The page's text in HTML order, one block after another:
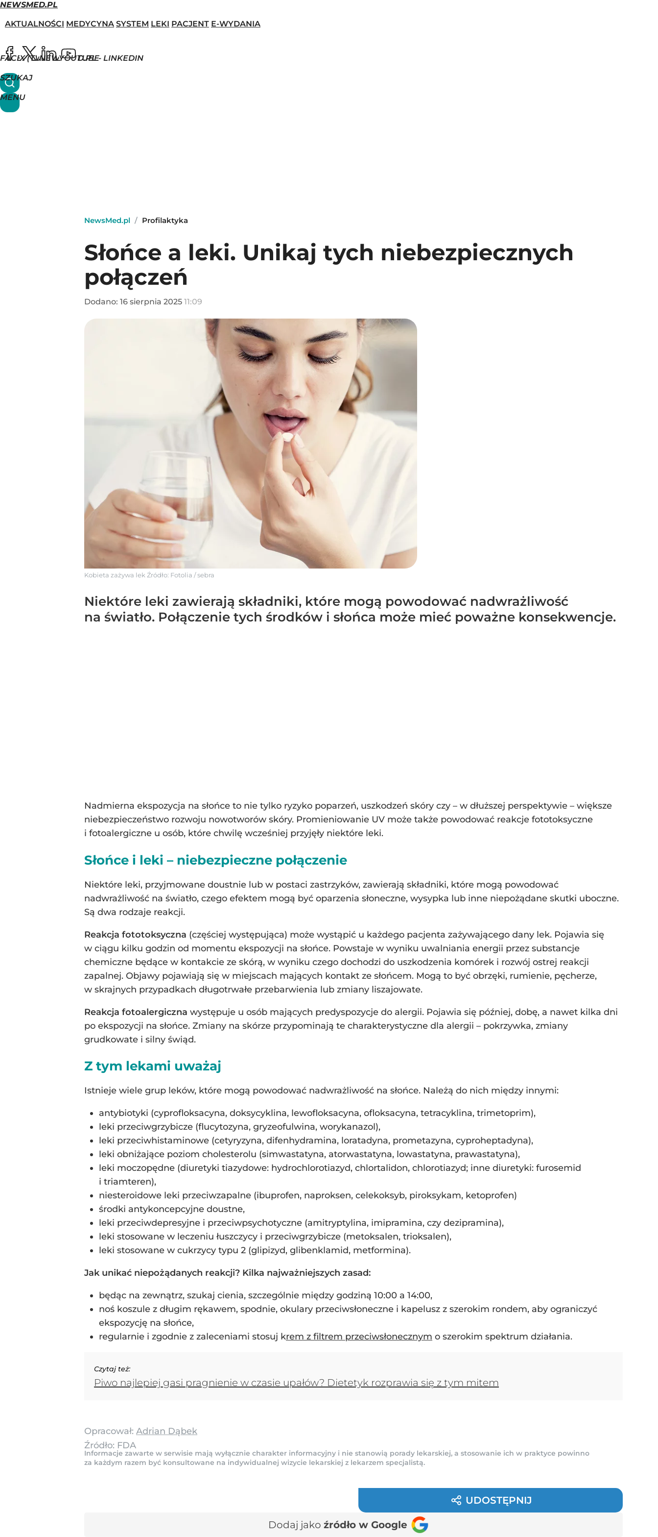
NEWSMED.PL
AKTUALNOŚCI MEDYCYNA SYSTEM LEKI PACJENT E-WYDANIA
FACEBOOK
X (TWITTER)
NEWSMED.PL - LINKEDIN
YOUTUBE
SZUKAJ
MENU
NewsMed.pl / Profilaktyka
Słońce a leki. Unikaj tych niebezpiecznych
połączeń
Dodano: 16 sierpnia 2025 11:09
Kobieta zażywa lek Źródło: Fotolia /sebra
Niektóre leki zawierają składniki, które mogą powodować nadwrażliwość
na światło. Połączenie tych środków i słońca może mieć poważne konsekwencje.
Nadmierna ekspozycja na słońce to nie tylko ryzyko poparzeń, uszkodzeń skóry czy – w dłuższej perspektywie – większe
niebezpieczeństwo rozwoju nowotworów skóry. Promieniowanie UV może także powodować reakcje fototoksyczne
i fotoalergiczne u osób, które chwilę wcześniej przyjęły niektóre leki.
Słońce i leki – niebezpieczne połączenie
Niektóre leki, przyjmowane doustnie lub w postaci zastrzyków, zawierają składniki, które mogą powodować
nadwrażliwość na światło, czego efektem mogą być oparzenia słoneczne, wysypka lub inne niepożądane skutki uboczne.
Są dwa rodzaje reakcji.
Reakcja fototoksyczna (częściej występująca) może wystąpić u każdego pacjenta zażywającego dany lek. Pojawia się
w ciągu kilku godzin od momentu ekspozycji na słońce. Powstaje w wyniku uwalniania energii przez substancje
chemiczne będące w kontakcie ze skórą, w wyniku czego dochodzi do uszkodzenia komórek i rozwój ostrej reakcji
zapalnej. Objawy pojawiają się w miejscach mających kontakt ze słońcem. Mogą to być obrzęki, rumienie, pęcherze,
w skrajnych przypadkach długotrwałe przebarwienia lub zmiany liszajowate.
Reakcja fotoalergiczna występuje u osób mających predyspozycje do alergii. Pojawia się później, dobę, a nawet kilka dni
po ekspozycji na słońce. Zmiany na skórze przypominają te charakterystyczne dla alergii – pokrzywka, zmiany
grudkowate i silny świąd.
Z tym lekami uważaj
Istnieje wiele grup leków, które mogą powodować nadwrażliwość na słońce. Należą do nich między innymi:
antybiotyki (cyprofloksacyna, doksycyklina, lewofloksacyna, ofloksacyna, tetracyklina, trimetoprim),
leki przeciwgrzybicze (flucytozyna, gryzeofulwina, worykanazol),
leki przeciwhistaminowe (cetyryzyna, difenhydramina, loratadyna, prometazyna, cyproheptadyna),
leki obniżające poziom cholesterolu (simwastatyna, atorwastatyna, lowastatyna, prawastatyna),
leki moczopędne (diuretyki tiazydowe: hydrochlorotiazyd, chlortalidon, chlorotiazyd; inne diuretyki: furosemid
i triamteren),
niesteroidowe leki przeciwzapalne (ibuprofen, naproksen, celekoksyb, piroksykam, ketoprofen)
środki antykoncepcyjne doustne,
leki przeciwdepresyjne i przeciwpsychotyczne (amitryptylina, imipramina, czy dezipramina),
leki stosowane w leczeniu łuszczycy i przeciwgrzybicze (metoksalen, trioksalen),
leki stosowane w cukrzycy typu 2 (glipizyd, glibenklamid, metformina).
Jak unikać niepożądanych reakcji? Kilka najważniejszych zasad:
będąc na zewnątrz, szukaj cienia, szczególnie między godziną 10:00 a 14:00,
noś koszule z długim rękawem, spodnie, okulary przeciwsłoneczne i kapelusz z szerokim rondem, aby ograniczyć
ekspozycję na słońce,
regularnie i zgodnie z zaleceniami stosuj krem z filtrem przeciwsłonecznym o szerokim spektrum działania.
Czytaj też:
Piwo najlepiej gasi pragnienie w czasie upałów? Dietetyk rozprawia się z tym mitem
Opracował: Adrian Dąbek
Źródło: FDA
Informacje zawarte w serwisie mają wyłącznie charakter informacyjny i nie stanowią porady lekarskiej, a stosowanie ich w praktyce powinno
za każdym razem być konsultowane na indywidualnej wizycie lekarskiej z lekarzem specjalistą.
UDOSTĘPNIJ
Dodaj jako źródło w Google